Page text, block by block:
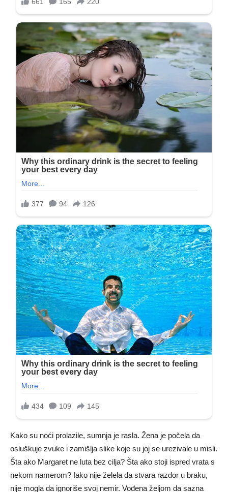
Kako su noći prolazile, sumnja je rasla. Žena je počela da
osluškuje zvuke i zamišlja slike koje su joj se urezivale u misli.
Šta ako Margaret ne luta bez cilja? Šta ako stoji ispred vrata s
nekom namerom? Iako nije želela da stvara razdor u braku,
nije mogla da ignoriše svoj nemir. Vođena željom da sazna